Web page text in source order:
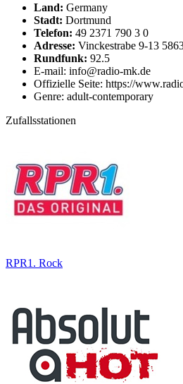
Land: Germany
Stadt: Dortmund
Telefon: 49 2371 790 3 0
Adresse: Vinckestrabe 9-13
Rundfunk: 92.5
E-mail: info@radio-mk.de
Offizielle Seite: https://
Genre: adult-contemporary
Zufallsstationen
RPR1. Rock